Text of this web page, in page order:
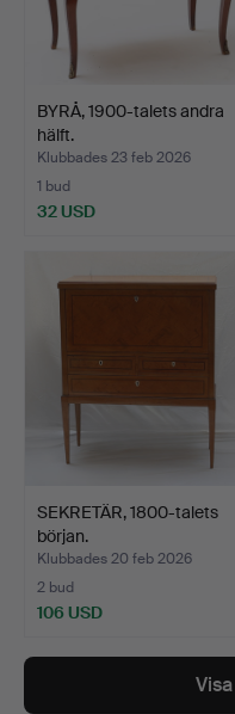
BYRÅ, 1900-talets andra
hälft.
Klubbades 23 feb 2026
1 bud
32 USD
SEKRETÄR, 1800-talets
början.
Klubbades 20 feb 2026
2 bud
106 USD